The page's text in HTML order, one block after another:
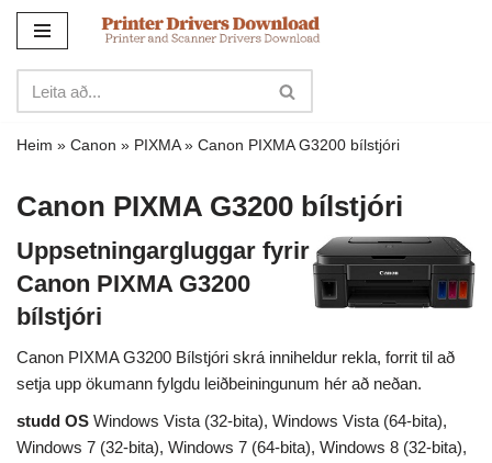
yfir
í
innihald
Heim » Canon » PIXMA» Canon PIXMA G3200 bílstjóri
Canon PIXMA G3200 bílstjóri
Uppsetningargluggar fyrir
Canon PIXMA G3200
bílstjóri
Canon PIXMA G3200 Bílstjóri skrá inniheldur rekla, forrit til að
setja upp ökumann fylgdu leiðbeiningunum hér að neðan.
studd OS Windows Vista (32-bita), Windows Vista (64-bita),
Windows 7 (32-bita), Windows 7 (64-bita), Windows 8 (32-bita),